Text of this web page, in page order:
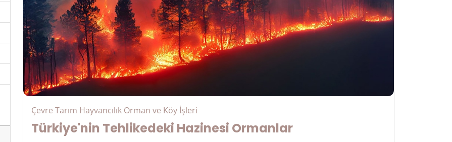
Çevre Tarım Hayvancılık Orman ve Köy İşleri
Türkiye'nin Tehlikedeki Hazinesi Ormanlar